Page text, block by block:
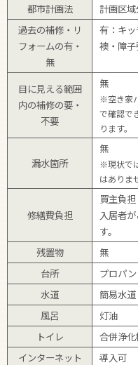
都市計画法
計画区
過去の補修・リ
フォームの有・
無
有：キ
襖・障子
目に見える範囲
内の補修の要・
不要
無
※空き家
で確認で
ります。
漏水箇所
無
※現状で
はありま
修繕費負担
買主負担
入居者
す。
残置物
無
台所
プロパン
水道
簡易水道
風呂
灯油
トイレ
合併浄
インターネット
導入可